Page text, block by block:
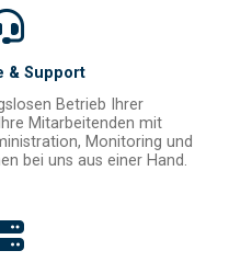
& Support
Betrieb Ihrer
Mitarbeitenden mit
Monitoring und
bei uns aus einer Hand.